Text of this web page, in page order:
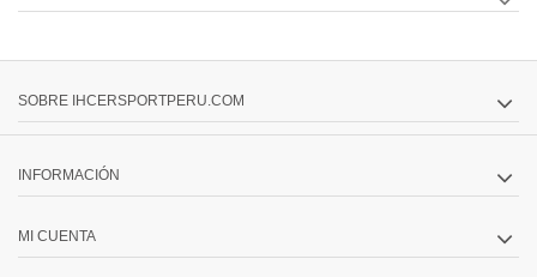
SOBRE IHCERSPORTPERU.COM
INFORMACIÓN
MI CUENTA